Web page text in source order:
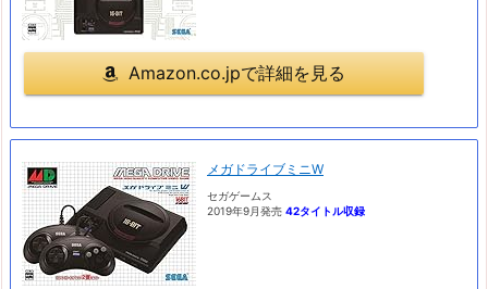
Amazon.co.jpで詳細を見る
メガドライブミニW
セガゲームス
2019年9月発売 42タイトル収録